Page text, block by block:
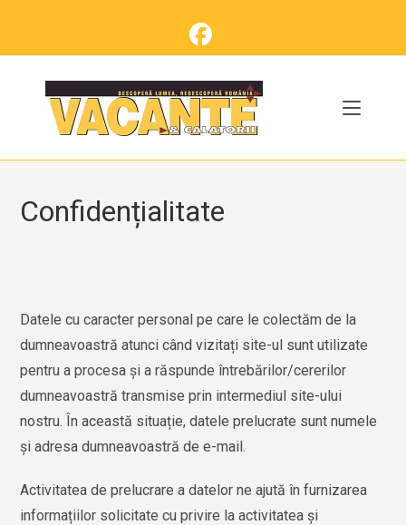
content
Confidențialitate
Datele cu caracter personal pe care le colectăm de la
dumneavoastră atunci când vizitați site-ul sunt utilizate
pentru a procesa și a răspunde întrebărilor/cererilor
dumneavoastră transmise prin intermediul site-ului
nostru. În această situație, datele prelucrate sunt numele
și adresa dumneavoastră de e-mail.
Activitatea de prelucrare a datelor ne ajută în furnizarea
informațiilor solicitate cu privire la activitatea și